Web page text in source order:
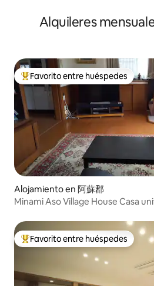
Alquileres
Favorito entre huéspedes
Favorito entre huéspedes
Alojamiento en 阿蘇郡
Minami Aso Village House Casa
Favorito entre huéspedes
Favorito entre huéspedes